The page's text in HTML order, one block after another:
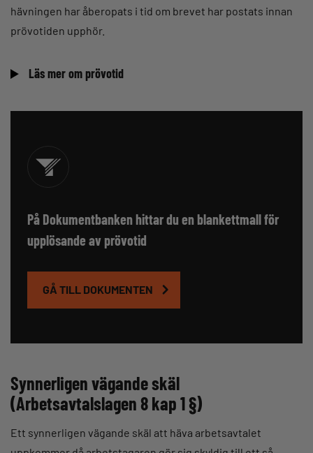
hävningen har åberopats i tid om brevet har postats innan
prövotiden upphör.
Läs mer om prövotid
På Dokumentbanken hittar du en blankettmall för
upplösande av prövotid
GÅ TILL DOKUMENTEN
Synnerligen vägande skäl
(Arbetsavtalslagen 8 kap 1 §)
Ett synnerligen vägande skäl att häva arbetsavtalet